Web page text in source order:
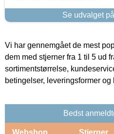
Se udvalget
Vi har gennemgået de mest
dem med stjerner fra 1 til 5 ud
sortimentstørrelse,
betingelser, leveringsformer
Bedst
Webshop Stjerner